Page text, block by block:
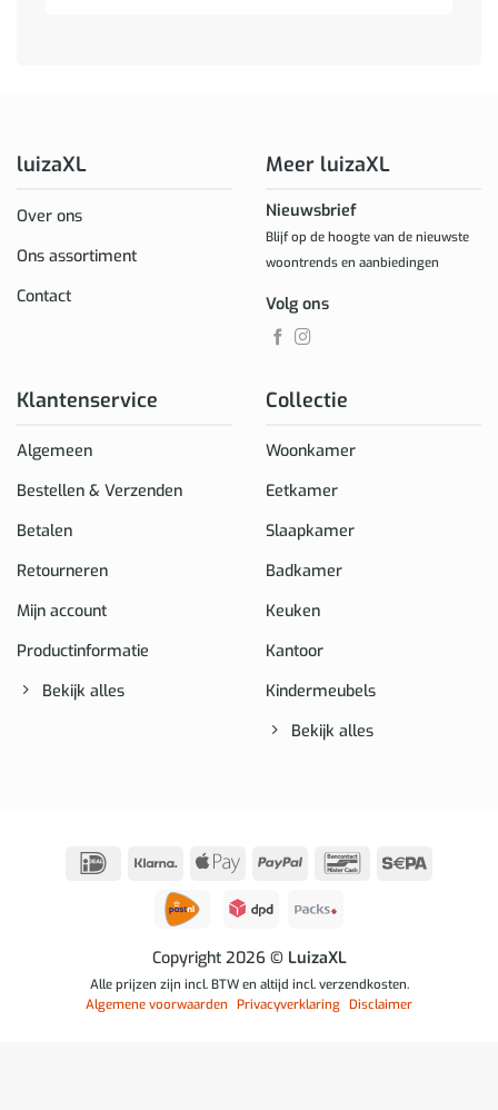
luizaXL
Over ons
Ons assortiment
Contact
Klantenservice
Algemeen
Bestellen & Verzenden
Betalen
Retourneren
Mijn account
Productinformatie
Bekijk alles
Collectie
Woonkamer
Eetkamer
Slaapkamer
Badkamer
Keuken
Kantoor
Kindermeubels
Bekijk alles
Meer luizaXL
Nieuwsbrief
Blijf op de hoogte van de nieuwste
woontrends en aanbiedingen
Volg ons
IDeal Klarna
Apple
PayPal BancontactSepa
Copyright 2026 © LuizaXL
Alle prijzen zijn incl. BTW en altijd incl. verzendkosten.
Algemene voorwaarden Privacyverklaring Disclaimer